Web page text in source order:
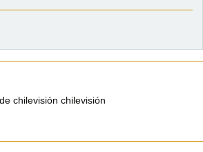
chilevisión chilevisión